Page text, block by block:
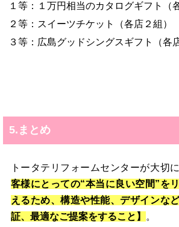
１等：１万円相当のカタログギフト（
２等：スイーツチケット（各店２組）
３等：広島グッドシングスギフト（各
5.まとめ
トータテリフォームセンターが大切
客様にとっての“本当に良い空間”を
えるため、構造や性能、デザインな
証、最適なご提案をすること】 。